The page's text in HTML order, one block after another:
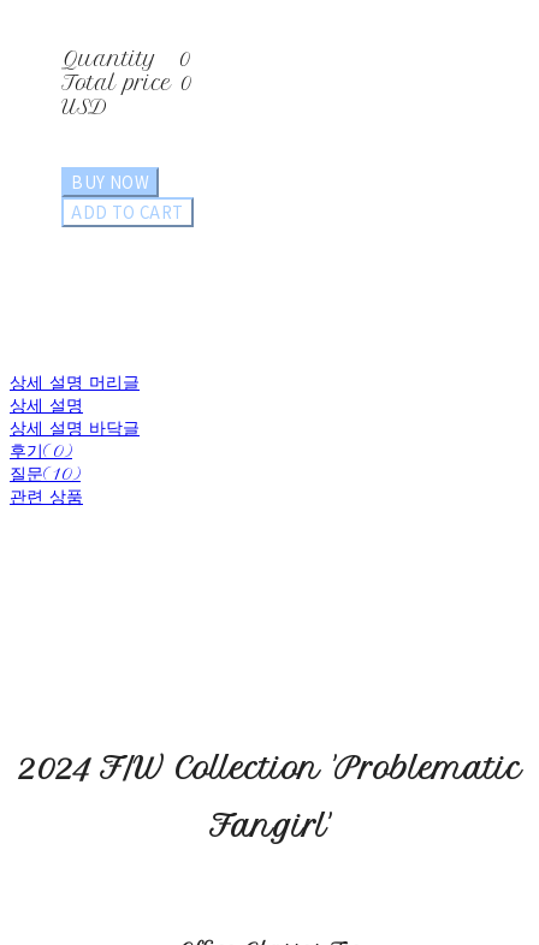
Quantity
0
Total price 0
USD
BUY NOW
ADD TO CART
상세 설명 머리글
상세 설명
상세 설명 바닥글
후기(0)
질문(10)
관련 상품
2024 F/W Collection 'Problematic
Fangirl'